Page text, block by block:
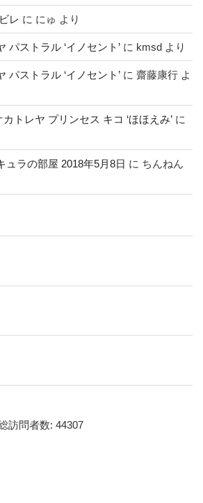
レ に にゅ より
パストラル ‘イノセント’ に kmsd より
パストラル ‘イノセント’ に 齋藤康行 よ
トレヤ プリンセス キコ ‘ほほえみ’ に
ュラの部屋 2018年5月8日 に ちんねん
訪問者数: 44307